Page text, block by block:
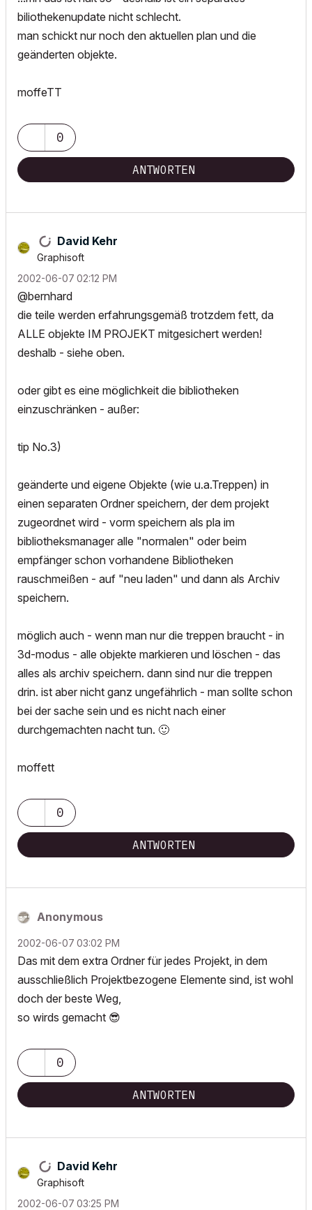
biliothekenupdate nicht schlecht.
man schickt nur noch den aktuellen plan und die
geänderten objekte.
moffeTT
0
ANTWORTEN
David Kehr
Graphisoft
‎2002-06-07 02:12 PM
@bernhard
die teile werden erfahrungsgemäß trotzdem fett, da
ALLE objekte IM PROJEKT mitgesichert werden!
deshalb - siehe oben.
oder gibt es eine möglichkeit die bibliotheken
einzuschränken - außer:
tip No.3)
geänderte und eigene Objekte (wie u.a.Treppen) in
einen separaten Ordner speichern, der dem projekt
zugeordnet wird - vorm speichern als pla im
bibliotheksmanager alle "normalen" oder beim
empfänger schon vorhandene Bibliotheken
rauschmeißen - auf "neu laden" und dann als Archiv
speichern.
möglich auch - wenn man nur die treppen braucht - in
3d-modus - alle objekte markieren und löschen - das
alles als archiv speichern. dann sind nur die treppen
drin. ist aber nicht ganz ungefährlich - man sollte schon
bei der sache sein und es nicht nach einer
durchgemachten nacht tun. 🙂
moffett
0
ANTWORTEN
Anonymous
‎2002-06-07 03:02 PM
Das mit dem extra Ordner für jedes Projekt, in dem
ausschließlich Projektbezogene Elemente sind, ist wohl
doch der beste Weg,
so wirds gemacht 😎
0
ANTWORTEN
David Kehr
Graphisoft
‎2002-06-07 03:25 PM